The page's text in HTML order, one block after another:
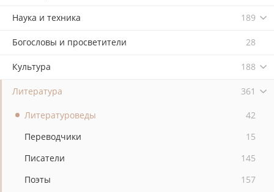
Наука и техника 189
Богословы и просветители 28
Культура 188
Литература 361
Литературоведы
42
Переводчики
15
Писатели
145
Поэты
157